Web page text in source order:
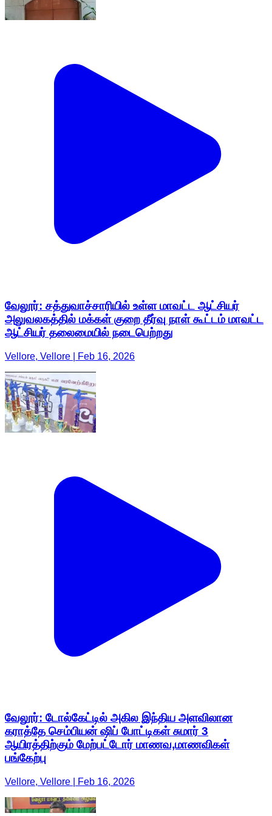
வேலூர்: சத்துவாச்சாரியில் உள்ள மாவட்ட ஆட்சியர்
அலுவலகத்தில் மக்கள் குறை தீர்வு நாள் கூட்டம் மாவட்ட
ஆட்சியர் தலைமையில் நடைபெற்றது
Vellore, Vellore | Feb 16, 2026
வேலூர்: டோல்கேட்டில் அகில இந்திய அளவிலான
கராத்தே செம்பியன் ஷிப் போட்டிகள் சுமார் 3
ஆயிரத்திற்கும் மேற்பட்டோர் மாணவ,மாணவிகள்
பங்கேற்பு
Vellore, Vellore | Feb 16, 2026